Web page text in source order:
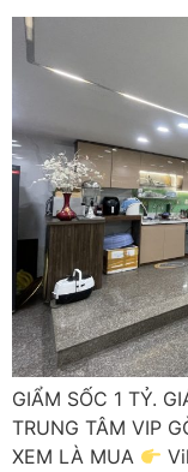
GIẨM SỐC 1 TỶ.
TRUNG TÂM VIP
XEM LÀ MUA